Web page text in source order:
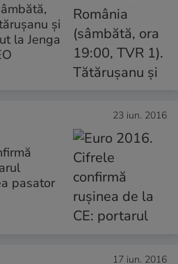
și
la Jenga
23 iun. 2016
pasator
17 iun. 2016